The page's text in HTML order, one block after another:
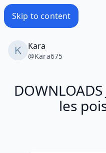
Skip to content
Kara
@Kara675
les